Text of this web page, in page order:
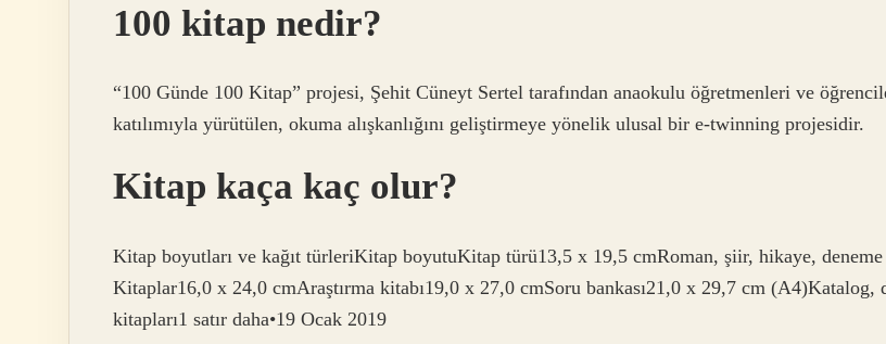
100 kitap nedir?
“100 Günde 100 Kitap” projesi, Şehit Cüneyt Sertel tarafından anaokulu öğretmenleri ve
katılımıyla yürütülen, okuma alışkanlığını geliştirmeye yönelik ulusal bir e-twinning projesidir.
Kitap kaça kaç olur?
Kitap boyutları ve kağıt türleriKitap boyutuKitap türü13,5 x 19,5 cmRoman, şiir, hikaye,
Kitaplar16,0 x 24,0 cmAraştırma kitabı19,0 x 27,0 cmSoru bankası21,0 x 29,7 cm (A4)Katalog,
kitapları1 satır daha•19 Ocak 2019